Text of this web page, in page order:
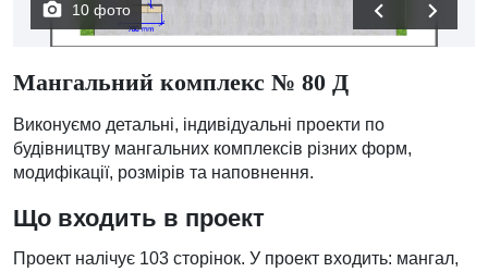
10 фото
Мангальний комплекс № 80 Д
Виконуємо детальні, індивідуальні проекти по
будівництву мангальних комплексів різних форм,
модифікації, розмірів та наповнення.
Що входить в проект
Проект налічує 103 сторінок. У проект входить: мангал,